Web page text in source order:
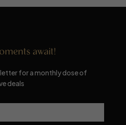
await!
for a monthly dose of
deals